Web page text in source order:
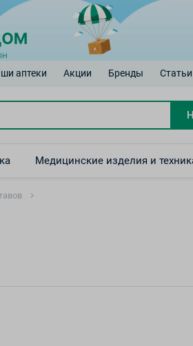
аптеки Акции Бренды Статьи
Медицинские изделия и